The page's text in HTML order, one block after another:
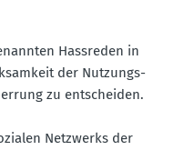
Hassreden in
der Nutzungs­
zu entscheiden.
Netzwerks der